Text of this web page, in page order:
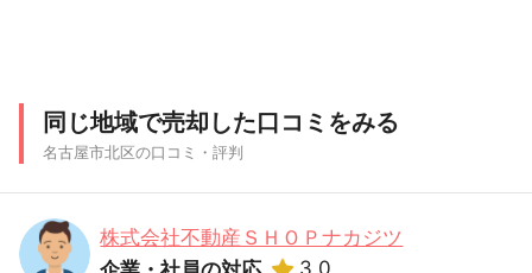
同じ地域で売却した口コミをみる
名古屋市北区の口コミ・評判
株式会社不動産ＳＨＯＰナカジツ